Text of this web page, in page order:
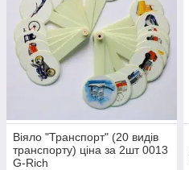
Віяло "Транспорт" (20 видів
транспорту) ціна за 2шт 0013
G-Rich